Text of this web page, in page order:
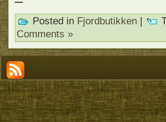
Posted in Fjordbutikken |
Comments »